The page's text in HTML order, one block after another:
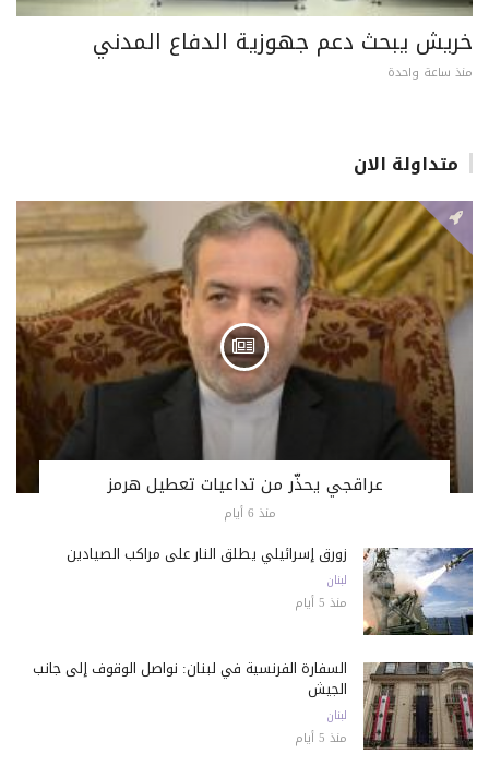
خريش يبحث دعم جهوزية الدفاع المدني
منذ ساعة واحدة
متداولة الان
عراقجي يحذّر من تداعيات تعطيل هرمز
منذ 6 أيام
زورق إسرائيلي يطلق النار على مراكب الصيادين
لبنان
منذ 5 أيام
السفارة الفرنسية في لبنان: نواصل الوقوف إلى جانب
الجيش
لبنان
منذ 5 أيام